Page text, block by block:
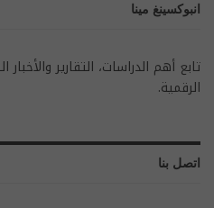
انبوكسينغ مينا
تابع أهم الدراسات، التقارير والأخبار
الرقمية.
اتصل بنا